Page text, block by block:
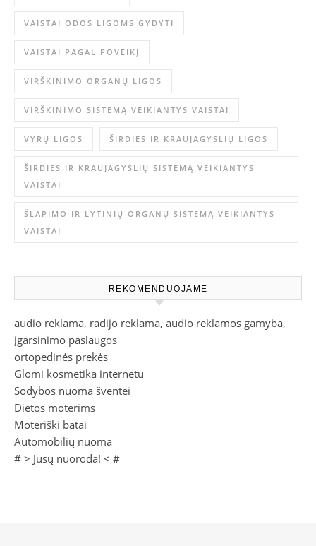
VAISTAI ODOS LIGOMS GYDYTI
VAISTAI PAGAL POVEIKĮ
VIRŠKINIMO ORGANŲ LIGOS
VIRŠKINIMO SISTEMĄ VEIKIANTYS VAISTAI
VYRŲ LIGOS ŠIRDIES IR KRAUJAGYSLIŲ LIGOS
ŠIRDIES IR KRAUJAGYSLIŲ SISTEMĄ VEIKIANTYS
VAISTAI
ŠLAPIMO IR LYTINIŲ ORGANŲ SISTEMĄ VEIKIANTYS
VAISTAI
REKOMENDUOJAME
audio reklama, radijo reklama, audio reklamos gamyba,
įgarsinimo paslaugos
ortopedinės prekės
Glomi kosmetika internetu
Sodybos nuoma šventei
Dietos moterims
Moteriški batai
Automobilių nuoma
# > Jūsų nuoroda! < #